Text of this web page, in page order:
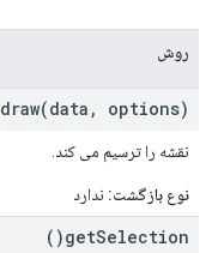
روش
draw(data , options)
نقشه را ترسیم می کند.
نوع بازگشت: ندارد
getSelection(
)